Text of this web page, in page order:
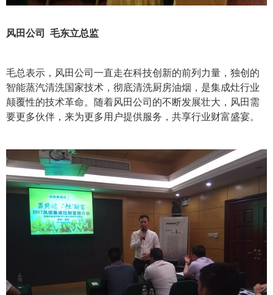
风田公司 毛东立总监
毛总表示，风田公司一直走在科技创新的前列力量，独创的
智能蒸汽清洗国家技术，彻底清洗厨房油烟，是集成灶行业
颠覆性的技术革命。随着风田公司的不断发展壮大，风田需
要更多伙伴，来为更多用户提供服务，共享行业财富盛宴。